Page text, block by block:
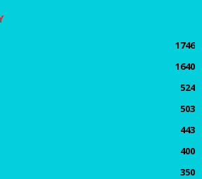
1746
1640
524
503
443
400
350